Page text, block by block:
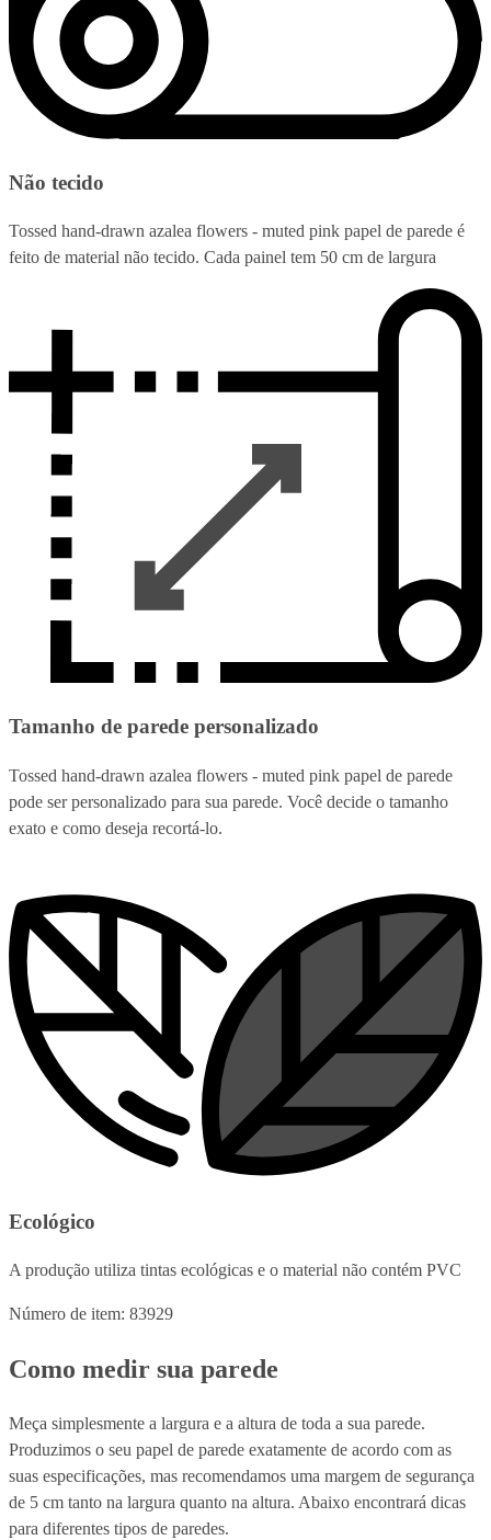
Não tecido
Tossed hand-drawn azalea flowers - muted pink papel de parede é
feito de material não tecido. Cada painel tem 50 cm de largura
Tamanho de parede personalizado
Tossed hand-drawn azalea flowers - muted pink papel de parede
pode ser personalizado para sua parede. Você decide o tamanho
exato e como deseja recortá-lo.
Ecológico
A produção utiliza tintas ecológicas e o material não contém PVC
Número de item: 83929
Como medir sua parede
Meça simplesmente a largura e a altura de toda a sua parede.
Produzimos o seu papel de parede exatamente de acordo com as
suas especificações, mas recomendamos uma margem de segurança
de 5 cm tanto na largura quanto na altura. Abaixo encontrará dicas
para diferentes tipos de paredes.